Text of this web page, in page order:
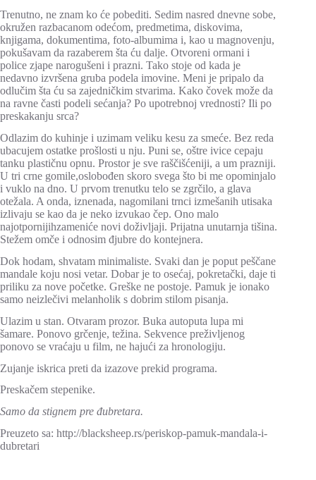
Trenutno, ne znam ko će pobediti. Sedim nasred dnevne sobe,
okružen razbacanom odećom, predmetima, diskovima,
knjigama, dokumentima, foto-albumima i, kao u magnovenju,
pokušavam da razaberem šta ću dalje. Otvoreni ormani i
police zjape narogušeni i prazni. Tako stoje od kada je
nedavno izvršena gruba podela imovine. Meni je pripalo da
odlučim šta ću sa zajedničkim stvarima. Kako čovek može da
na ravne časti podeli sećanja? Po upotrebnoj vrednosti? Ili po
preskakanju srca?
Odlazim do kuhinje i uzimam veliku kesu za smeće. Bez reda
ubacujem ostatke prošlosti u nju. Puni se, oštre ivice cepaju
tanku plastičnu opnu. Prostor je sve raščišćeniji, a um prazniji.
U tri crne gomile,oslobođen skoro svega što bi me opominjalo
i vuklo na dno. U prvom trenutku telo se zgrčilo, a glava
otežala. A onda, iznenada, nagomilani trnci izmešanih utisaka
izlivaju se kao da je neko izvukao čep. Ono malo
najotpornijihzameniće novi doživljaji. Prijatna unutarnja tišina.
Stežem omče i odnosim đjubre do kontejnera.
Dok hodam, shvatam minimaliste. Svaki dan je poput peščane
mandale koju nosi vetar. Dobar je to osećaj, pokretački, daje ti
priliku za nove početke. Greške ne postoje. Pamuk je ionako
samo neizlečivi melanholik s dobrim stilom pisanja.
Ulazim u stan. Otvaram prozor. Buka autoputa lupa mi
šamare. Ponovo grčenje, težina. Sekvence preživljenog
ponovo se vraćaju u film, ne hajući za hronologiju.
Zujanje iskrica preti da izazove prekid programa.
Preskačem stepenike.
Samo da stignem pre đubretara.
Preuzeto sa: http://blacksheep.rs/periskop-pamuk-mandala-i-
dubretari